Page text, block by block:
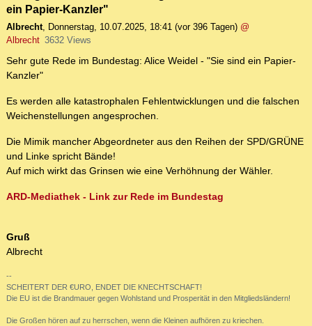
ein Papier-Kanzler"
Albrecht, Donnerstag, 10.07.2025, 18:41 (vor 396 Tagen) @
Albrecht 3632 Views
Sehr gute Rede im Bundestag: Alice Weidel - "Sie sind ein Papier-
Kanzler"
Es werden alle katastrophalen Fehlentwicklungen und die falschen
Weichenstellungen angesprochen.
Die Mimik mancher Abgeordneter aus den Reihen der SPD/GRÜNE
und Linke spricht Bände!
Auf mich wirkt das Grinsen wie eine Verhöhnung der Wähler.
ARD-Mediathek - Link zur Rede im Bundestag
Gruß
Albrecht
--
SCHEITERT DER €URO, ENDET DIE KNECHTSCHAFT!
Die EU ist die Brandmauer gegen Wohlstand und Prosperität in den Mitgliedsländern!
Die Großen hören auf zu herrschen, wenn die Kleinen aufhören zu kriechen.